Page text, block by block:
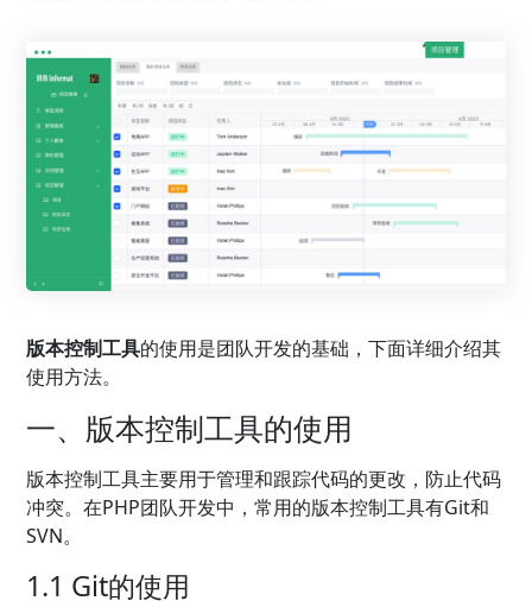
版本控制工具的使用是团队开发的基础，下面详细介绍其
使用方法。
一、版本控制工具的使用
版本控制工具主要用于管理和跟踪代码的更改，防止代码
冲突。在PHP团队开发中，常用的版本控制工具有Git和
SVN。
1.1 Git的使用